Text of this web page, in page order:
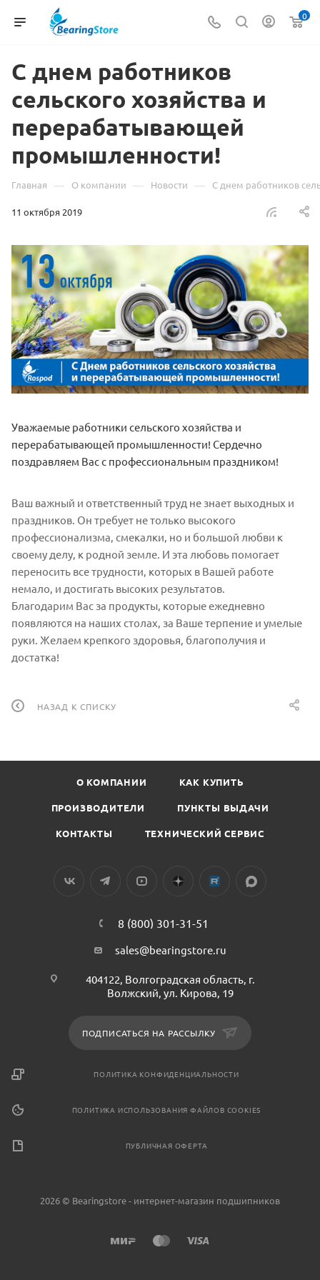
0
С днем работников
сельского хозяйства и
перерабатывающей
промышленности!
Главная — О компании — Новости — С днем работников
11 октября 2019
Уважаемые работники сельского хозяйства и
перерабатывающей промышленности! Сердечно
поздравляем Вас с профессиональным праздником!
Ваш важный и ответственный труд не знает выходных и
праздников. Он требует не только высокого
профессионализма, смекалки, но и большой любви к
своему делу, к родной земле. И эта любовь помогает
переносить все трудности, которых в Вашей работе
немало, и достигать высоких результатов.
Благодарим Вас за продукты, которые ежедневно
появляются на наших столах, за Ваше терпение и умелые
руки. Желаем крепкого здоровья, благополучия и
достатка!
НАЗАД К СПИСКУ
О КОМПАНИИ КАК КУПИТЬ
ПРОИЗВОДИТЕЛИ ПУНКТЫ ВЫДАЧИ
КОНТАКТЫ ТЕХНИЧЕСКИЙ СЕРВИС
8 (800) 301-31-51
sales@bearingstore.ru
404122, Волгоградская область, г.
Волжский, ул. Кирова, 19
ПОДПИСАТЬСЯ НА РАССЫЛКУ
ПОЛИТИКА КОНФИДЕНЦИАЛЬНОСТИ
ПОЛИТИКА ИСПОЛЬЗОВАНИЯ ФАЙЛОВ COOKIES
ПУБЛИЧНАЯ ОФЕРТА
2026 © Bearingstore - интернет-магазин подшипников